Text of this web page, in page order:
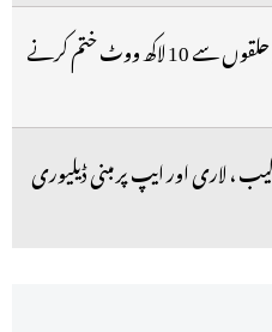
حیدرآباد کے 15 اسمبلی حلقوں سے 10 لاکھ ووٹ ختم کرنے
، لاری اور ایپ پر مبنی ڈیلیوری